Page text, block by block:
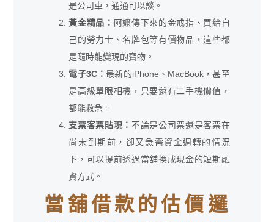
是公司車，通通可以談。
黃金精品： 阿嬤傳下來的金戒指、買給自
己的勞力士、名牌包等有價物品，這些都
是隨時能變現的寶物。
電子3C：最新的iPhone、MacBook，甚至
是高級單眼相機，只要還有二手機價值，
都能救急。
支票客票貼現： 不論是公司票還是客票在
尚未到期前，卻又急需資金週轉的情況
下，可以提前透過當舖換成現金的短期融
資方式。
當舖借款的估價邏